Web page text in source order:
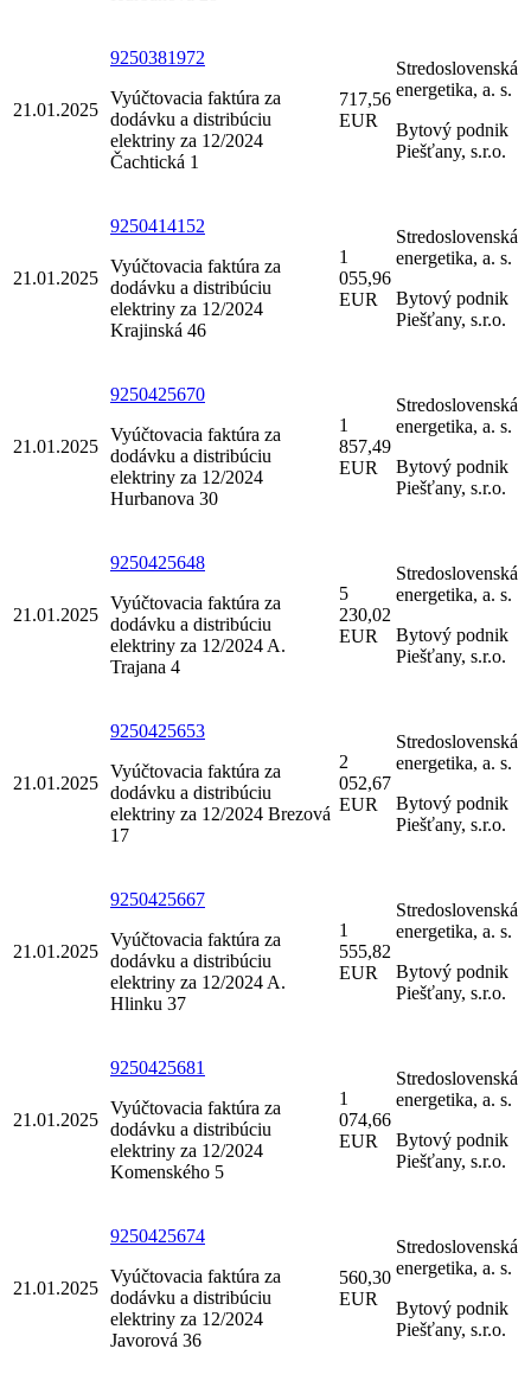
21.01.2025
9250381972
Vyúčtovacia faktúra za
dodávku a distribúciu
elektriny za 12/2024
Čachtická 1
717,56
EUR
Stredoslovenská
energetika, a. s.
Bytový podnik
Piešťany, s.r.o.
21.01.2025
9250414152
Vyúčtovacia faktúra za
dodávku a distribúciu
elektriny za 12/2024
Krajinská 46
1
055,96
EUR
Stredoslovenská
energetika, a. s.
Bytový podnik
Piešťany, s.r.o.
21.01.2025
9250425670
Vyúčtovacia faktúra za
dodávku a distribúciu
elektriny za 12/2024
Hurbanova 30
1
857,49
EUR
Stredoslovenská
energetika, a. s.
Bytový podnik
Piešťany, s.r.o.
21.01.2025
9250425648
Vyúčtovacia faktúra za
dodávku a distribúciu
elektriny za 12/2024 A.
Trajana 4
5
230,02
EUR
Stredoslovenská
energetika, a. s.
Bytový podnik
Piešťany, s.r.o.
21.01.2025
9250425653
Vyúčtovacia faktúra za
dodávku a distribúciu
elektriny za 12/2024 Brezová
17
2
052,67
EUR
Stredoslovenská
energetika, a. s.
Bytový podnik
Piešťany, s.r.o.
21.01.2025
9250425667
Vyúčtovacia faktúra za
dodávku a distribúciu
elektriny za 12/2024 A.
Hlinku 37
1
555,82
EUR
Stredoslovenská
energetika, a. s.
Bytový podnik
Piešťany, s.r.o.
21.01.2025
9250425681
Vyúčtovacia faktúra za
dodávku a distribúciu
elektriny za 12/2024
Komenského 5
1
074,66
EUR
Stredoslovenská
energetika, a. s.
Bytový podnik
Piešťany, s.r.o.
21.01.2025
9250425674
Vyúčtovacia faktúra za
dodávku a distribúciu
elektriny za 12/2024
Javorová 36
560,30
EUR
Stredoslovenská
energetika, a. s.
Bytový podnik
Piešťany, s.r.o.